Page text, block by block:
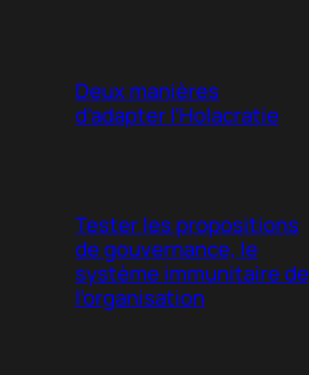
Deux manières
d’adapter l’Holacratie
Tester les propositions
de gouvernance, le
système immunitaire de
l’organisation